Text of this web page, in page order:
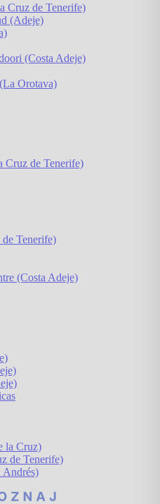
Cruz de Tenerife)
(Adeje)
(Costa Adeje)
Orotava)
Cruz de Tenerife)
Tenerife)
(Costa Adeje)
la Cruz)
de Tenerife)
Andrés)